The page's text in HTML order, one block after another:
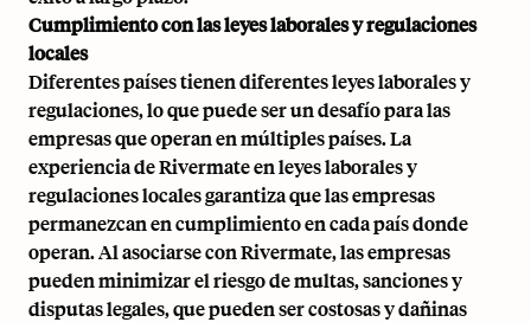
Cumplimiento con las leyes laborales y regulaciones
locales
Diferentes países tienen diferentes leyes laborales y
regulaciones, lo que puede ser un desafío para las
empresas que operan en múltiples países. La
experiencia de Rivermate en leyes laborales y
regulaciones locales garantiza que las empresas
permanezcan en cumplimiento en cada país donde
operan. Al asociarse con Rivermate, las empresas
pueden minimizar el riesgo de multas, sanciones y
disputas legales, que pueden ser costosas y dañinas